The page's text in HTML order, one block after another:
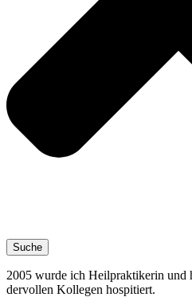
Suche
2005 wur­de ich Heil­prak­ti­ke­rin und
der­vol­len Kol­le­gen hospitiert.